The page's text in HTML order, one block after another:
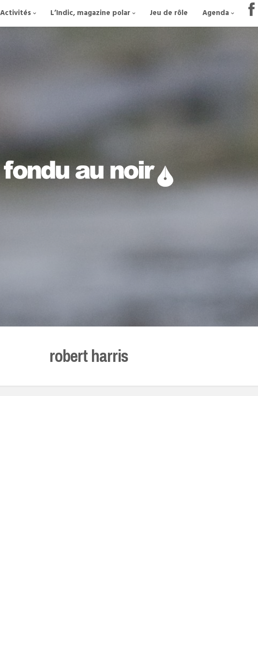
Activités L’Indic, magazine polar Jeu de rôle Agenda
robert harris